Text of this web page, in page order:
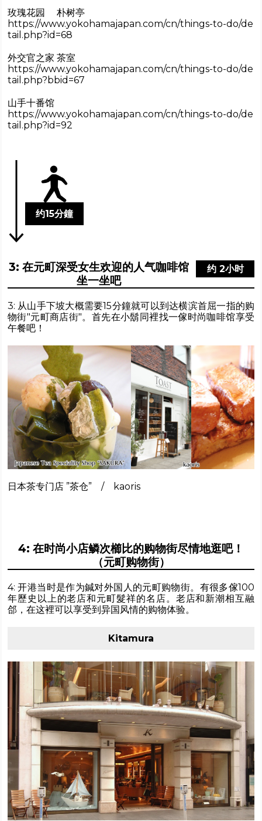
玫瑰花园 朴树亭
https://www.yokohamajapan.com/cn/things-to-do/de
tail.php?id=68
外交官之家 茶室
https://www.yokohamajapan.com/cn/things-to-do/de
tail.php?bbid=67
山手十番馆
https://www.yokohamajapan.com/cn/things-to-do/de
tail.php?id=92
约15分鐘
约 2小时
3: 在元町深受女生欢迎的人气咖啡馆
坐一坐吧
3: 从山手下坡大概需要15分鐘就可以到达横滨首屈一指的购
物街"元町商店街"。首先在小鬍同裡找一傢时尚咖啡馆享受
午餐吧！
日本茶专门店 ”茶仓” / kaoris
4: 在时尚小店鳞次櫛比的购物街尽情地逛吧！
（元町购物街）
4: 开港当时是作为鍼对外国人的元町购物街。有很多傢100
年歷史以上的老店和元町髮祥的名店。老店和新潮相互融
郃，在这裡可以享受到异国风情的购物体验。
Kitamura